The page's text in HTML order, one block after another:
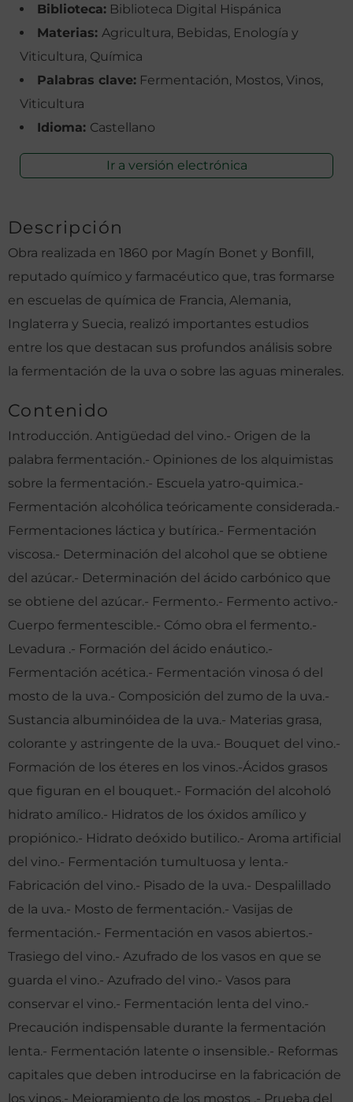
Biblioteca: Biblioteca Digital Hispánica
Materias: Agricultura, Bebidas, Enología y
Viticultura, Química
Palabras clave: Fermentación, Mostos, Vinos,
Viticultura
Idioma: Castellano
Ir a versión electrónica
Descripción
Obra realizada en 1860 por Magín Bonet y Bonfill,
reputado químico y farmacéutico que, tras formarse
en escuelas de química de Francia, Alemania,
Inglaterra y Suecia, realizó importantes estudios
entre los que destacan sus profundos análisis sobre
la fermentación de la uva o sobre las aguas minerales.
Contenido
Introducción. Antigüedad del vino.- Origen de la
palabra fermentación.- Opiniones de los alquimistas
sobre la fermentación.- Escuela yatro-quimica.-
Fermentación alcohólica teóricamente considerada.-
Fermentaciones láctica y butírica.- Fermentación
viscosa.- Determinación del alcohol que se obtiene
del azúcar.- Determinación del ácido carbónico que
se obtiene del azúcar.- Fermento.- Fermento activo.-
Cuerpo fermentescible.- Cómo obra el fermento.-
Levadura .- Formación del ácido enáutico.-
Fermentación acética.- Fermentación vinosa ó del
mosto de la uva.- Composición del zumo de la uva.-
Sustancia albuminóidea de la uva.- Materias grasa,
colorante y astringente de la uva.- Bouquet del vino.-
Formación de los éteres en los vinos.-Ácidos grasos
que figuran en el bouquet.- Formación del alcoholó
hidrato amílico.- Hidratos de los óxidos amílico y
propiónico.- Hidrato deóxido butilico.- Aroma artificial
del vino.- Fermentación tumultuosa y lenta.-
Fabricación del vino.- Pisado de la uva.- Despalillado
de la uva.- Mosto de fermentación.- Vasijas de
fermentación.- Fermentación en vasos abiertos.-
Trasiego del vino.- Azufrado de los vasos en que se
guarda el vino.- Azufrado del vino.- Vasos para
conservar el vino.- Fermentación lenta del vino.-
Precaución indispensable durante la fermentación
lenta.- Fermentación latente o insensible.- Reformas
capitales que deben introducirse en la fabricación de
los vinos.- Mejoramiento de los mostos .- Prueba del